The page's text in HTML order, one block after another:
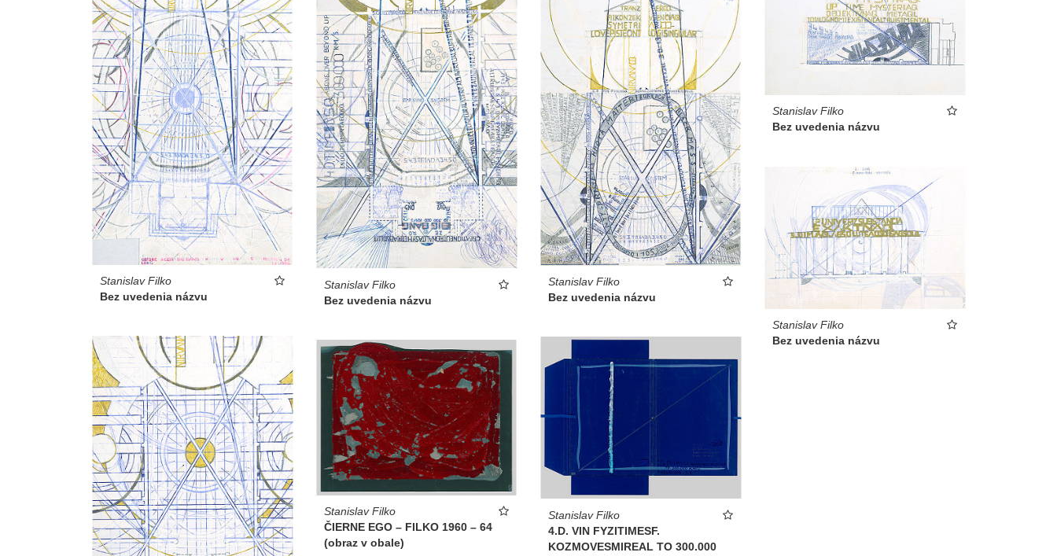
Stanislav Filko
Bez uvedenia názvu
Stanislav Filko
Bez uvedenia názvu
Stanislav Filko
Bez uvedenia názvu
Stanislav Filko
Bez uvedenia názvu
Stanislav Filko
Bez uvedenia názvu
Stanislav Filko
4.D. VIN FYZITIMESF.
KOZMOVESMIREAL TO 300.000
Stanislav Filko
ČIERNE EGO – FILKO 1960 – 64
(obraz v obale)